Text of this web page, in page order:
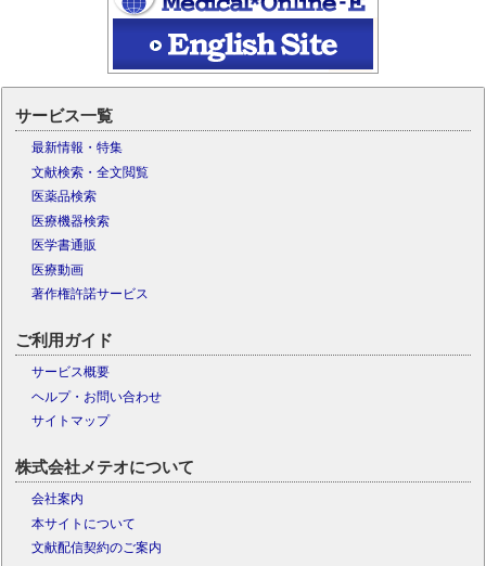
サービス一覧
最新情報・特集
文献検索・全文閲覧
医薬品検索
医療機器検索
医学書通販
医療動画
著作権許諾サービス
ご利用ガイド
サービス概要
ヘルプ・お問い合わせ
サイトマップ
株式会社メテオについて
会社案内
本サイトについて
文献配信契約のご案内